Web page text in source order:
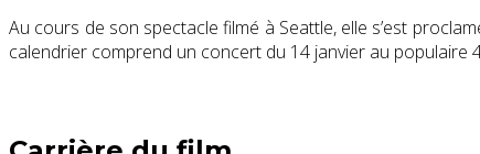
Au cours de son spectacle filmé à Seattle, elle s’est
calendrier comprend un concert du 14 janvier au populaire